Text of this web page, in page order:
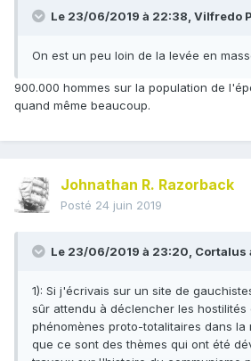
Le 23/06/2019 à 22:38, Vilfredo
On est un peu loin de la levée en
900.000 hommes sur la population de
quand même beaucoup.
Johnathan R. Razorback
Posté 24 juin 2019
Le 23/06/2019 à 23:20, Cortalus
1): Si j'écrivais sur un site de
sûr attendu à déclencher les hostilités
phénomènes proto-totalitaires dans la
que ce sont des thèmes qui ont été